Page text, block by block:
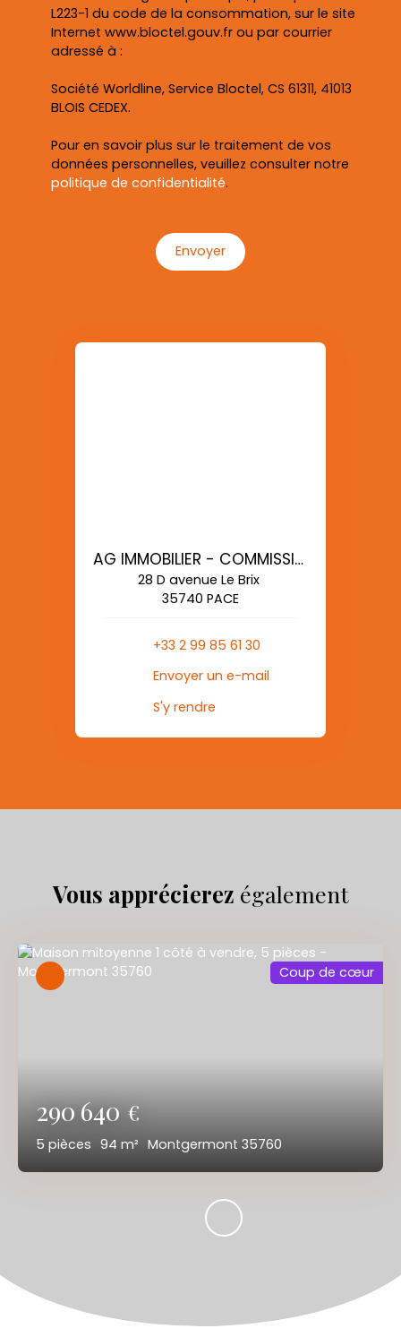
L223-1 du code de la consommation, sur le site
Internet www.bloctel.gouv.fr ou par courrier
adressé à :
Société Worldline, Service Bloctel, CS 61311, 41013
BLOIS CEDEX.
Pour en savoir plus sur le traitement de vos
données personnelles, veuillez consulter notre
politique de confidentialité.
Envoyer
AG IMMOBILIER - COMMISSIONS REDUITES
28 D avenue Le Brix
35740 PACE
+33 2 99 85 61 30
Envoyer un e-mail
S'y rendre
Vous apprécierez également
290 640€
5 pièces 94 m² Montgermont 35760
Coup de cœur